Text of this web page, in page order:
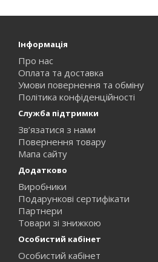
Інформація
Про нас
Оплата та доставка
Умови повернення та обміну
Політика конфіденційності
Служба підтримки
Зв’язатися з нами
Повернення товару
Мапа сайту
Додатково
Виробники
Подарункові сертифікати
Партнери
Товари зі знижкою
Особистий кабінет
Особистий кабінет